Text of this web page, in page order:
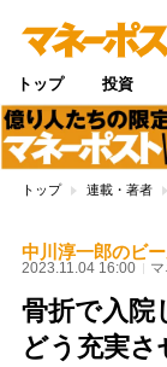
トップ 投資
トップ 連載・著者
中川淳一郎のビ
2023.11.04 16:00
骨折で入院
どう充実